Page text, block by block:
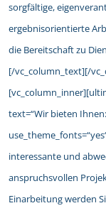
sorgfältige,
ergebnisorientierte
die Bereitschaft zu
[/vc_column_text][/
text=“Wir bieten
interessante und
anspruchsvollen
Einarbeitung werden